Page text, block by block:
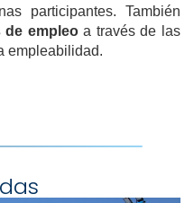
participantes. También
de empleoa través de las
empleabilidad.